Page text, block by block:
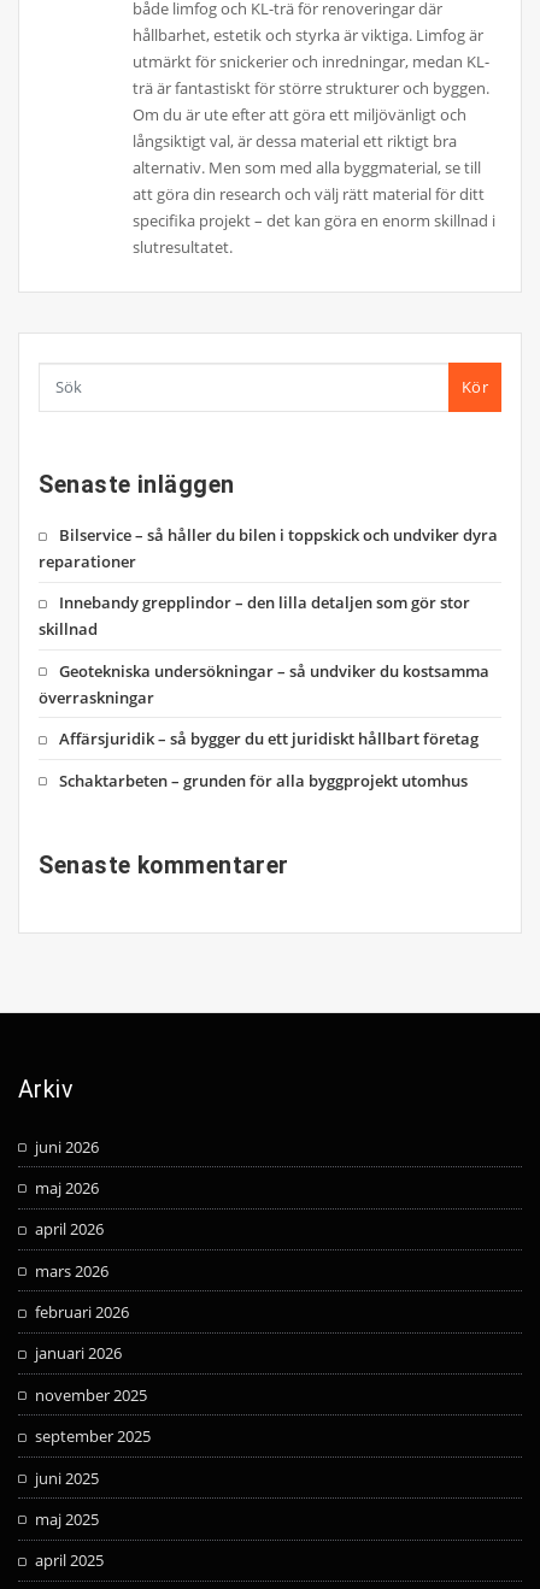
både limfog och KL-trä för renoveringar där
hållbarhet, estetik och styrka är viktiga. Limfog är
utmärkt för snickerier och inredningar, medan KL-
trä är fantastiskt för större strukturer och byggen.
Om du är ute efter att göra ett miljövänligt och
långsiktigt val, är dessa material ett riktigt bra
alternativ. Men som med alla byggmaterial, se till
att göra din research och välj rätt material för ditt
specifika projekt – det kan göra en enorm skillnad i
slutresultatet.
Kör
Senaste inläggen
Bilservice – så håller du bilen i toppskick och undviker dyra
reparationer
Innebandy grepplindor – den lilla detaljen som gör stor
skillnad
Geotekniska undersökningar – så undviker du kostsamma
överraskningar
Affärsjuridik – så bygger du ett juridiskt hållbart företag
Schaktarbeten – grunden för alla byggprojekt utomhus
Senaste kommentarer
Arkiv
juni 2026
maj 2026
april 2026
mars 2026
februari 2026
januari 2026
november 2025
september 2025
juni 2025
maj 2025
april 2025